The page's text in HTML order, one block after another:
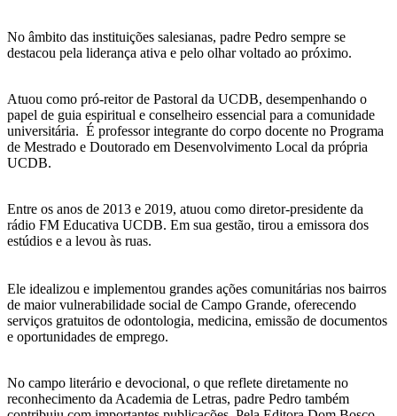
No âmbito das instituições salesianas, padre Pedro sempre se
destacou pela liderança ativa e pelo olhar voltado ao próximo.
Atuou como pró-reitor de Pastoral da UCDB, desempenhando o
papel de guia espiritual e conselheiro essencial para a comunidade
universitária. É professor integrante do corpo docente no Programa
de Mestrado e Doutorado em Desenvolvimento Local da própria
UCDB.
Entre os anos de 2013 e 2019, atuou como diretor-presidente da
rádio FM Educativa UCDB. Em sua gestão, tirou a emissora dos
estúdios e a levou às ruas.
Ele idealizou e implementou grandes ações comunitárias nos bairros
de maior vulnerabilidade social de Campo Grande, oferecendo
serviços gratuitos de odontologia, medicina, emissão de documentos
e oportunidades de emprego.
No campo literário e devocional, o que reflete diretamente no
reconhecimento da Academia de Letras, padre Pedro também